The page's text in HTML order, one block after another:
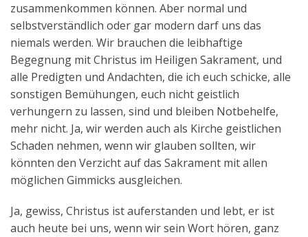
zusammenkommen können. Aber normal und
selbstverständlich oder gar modern darf uns das
niemals werden. Wir brauchen die leibhaftige
Begegnung mit Christus im Heiligen Sakrament, und
alle Predigten und Andachten, die ich euch schicke, alle
sonstigen Bemühungen, euch nicht geistlich
verhungern zu lassen, sind und bleiben Notbehelfe,
mehr nicht. Ja, wir werden auch als Kirche geistlichen
Schaden nehmen, wenn wir glauben sollten, wir
könnten den Verzicht auf das Sakrament mit allen
möglichen Gimmicks ausgleichen.
Ja, gewiss, Christus ist auferstanden und lebt, er ist
auch heute bei uns, wenn wir sein Wort hören, ganz